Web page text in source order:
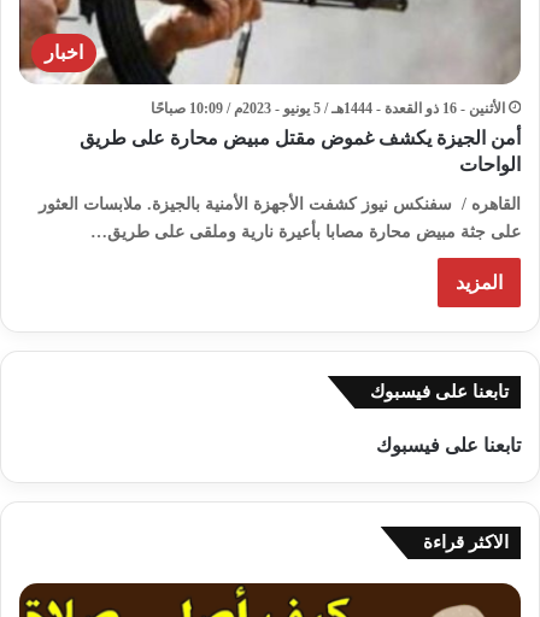
اخبار
الأثنين - 16 ذو القعدة - 1444هـ / 5 يونيو - 2023م / 10:09 صباحًا
أمن الجيزة يكشف غموض مقتل مبيض محارة على طريق
الواحات
القاهره / سفنكس نيوز كشفت الأجهزة الأمنية بالجيزة. ملابسات العثور
على جثة مبيض محارة مصابا بأعيرة نارية وملقى على طريق…
المزيد
تابعنا على فيسبوك
تابعنا على فيسبوك
الاكثر قراءة